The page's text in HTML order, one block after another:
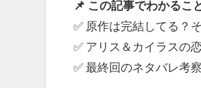
📌 この記事でわかるこ
✅ 原作は完結してる？
✅ アリス＆カイラスの
✅ 最終回のネタバレ考